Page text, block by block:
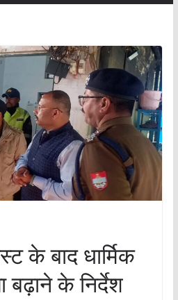
के बाद धार्मिक
बढ़ाने के निर्देश